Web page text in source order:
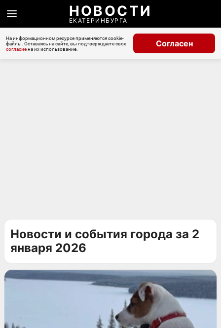
НОВОСТИ
ЕКАТЕРИНБУРГА
На информационном ресурсе применяются cookie-
файлы. Оставаясь на сайте, вы подтверждаете свое
согласиена их использование.
Согласен
Новости и события города за 2
января 2026